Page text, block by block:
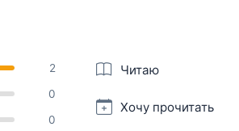
2
0
0
Читаю
Хочу прочитать